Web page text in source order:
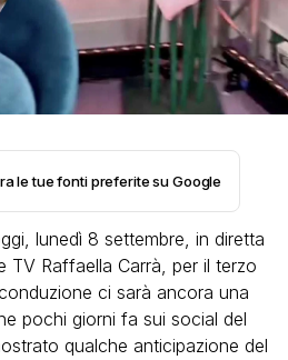
le tue fonti preferite su Google
lunedì 8 settembre, in diretta
TV Raffaella Carrà, per il terzo
ci sarà ancora una
pochi giorni fa sui social del
qualche anticipazione del